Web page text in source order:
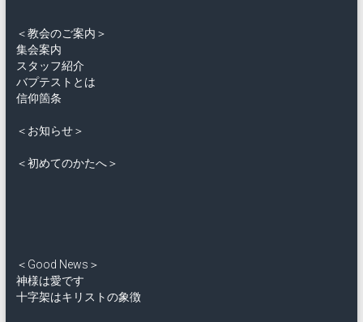
＜教会のご案内＞
集会案内
スタッフ紹介
バプテストとは
信仰箇条
＜お知らせ＞
＜初めてのかたへ＞
＜Good News＞
神様は愛です
十字架はキリストの象徴